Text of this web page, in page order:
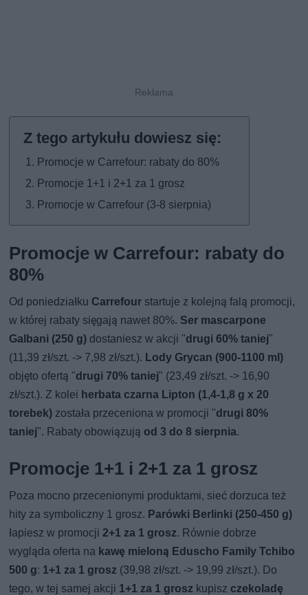
Promocje w Carrefour: rabaty do 80%
Promocje 1+1 i 2+1 za 1 grosz
Promocje w Carrefour (3-8 sierpnia)
Promocje w Carrefour: rabaty do
80%
Od poniedziałku Carrefour startuje z kolejną falą promocji,
w której rabaty sięgają nawet 80%. Ser mascarpone
Galbani (250 g) dostaniesz w akcji "drugi 60% taniej"
(11,39 zł/szt. -> 7,98 zł/szt.). Lody Grycan (900-1100 ml)
objęto ofertą "drugi 70% taniej" (23,49 zł/szt. -> 16,90
zł/szt.). Z kolei herbata czarna Lipton (1,4-1,8 g x 20
torebek) została przeceniona w promocji "drugi 80%
taniej". Rabaty obowiązują od 3 do 8 sierpnia.
Promocje 1+1 i 2+1 za 1 grosz
Poza mocno przecenionymi produktami, sieć dorzuca też
hity za symboliczny 1 grosz. Parówki Berlinki (250-450 g)
łapiesz w promocji2+1 za 1 grosz. Równie dobrze
wygląda oferta na kawę mieloną Eduscho Family Tchibo
500 g: 1+1 za 1 grosz (39,98 zł/szt. -> 19,99 zł/szt.). Do
tego, w tej samej akcji 1+1 za 1 grosz kupisz czekoladę